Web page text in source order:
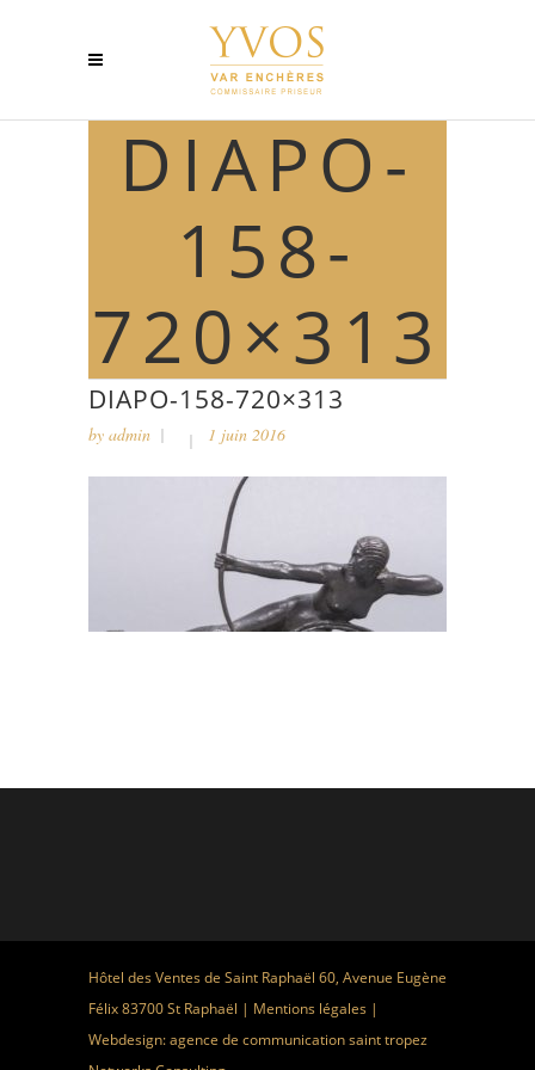
DIAPO-
158-
720×313
DIAPO-158-720×313
by admin 1 juin 2016
Hôtel des Ventes de Saint Raphaël 60, Avenue Eugène
Félix 83700 St Raphaël | Mentions légales |
Webdesign:agence de communication saint tropez